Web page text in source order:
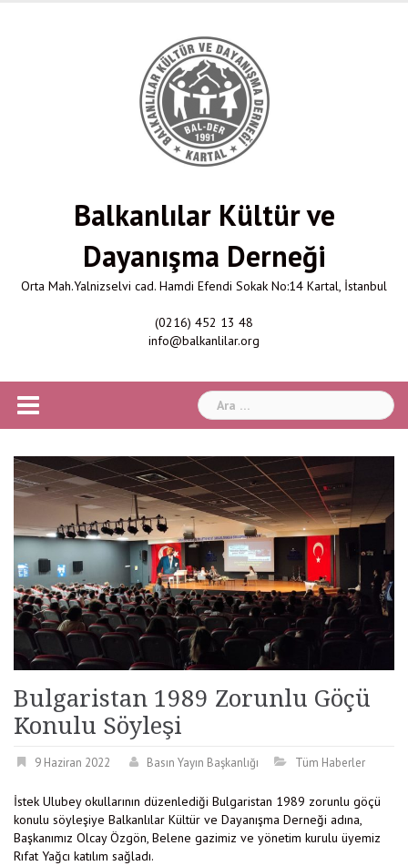
Balkanlılar Kültür ve
Dayanışma Derneği
Orta Mah.Yalnizselvi cad. Hamdi Efendi Sokak No:14 Kartal, İstanbul
(0216) 452 13 48
info@balkanlilar.org
Arama:
Bulgaristan 1989 Zorunlu Göçü
Konulu Söyleşi
9 Haziran 2022 Basın Yayın Başkanlığı Tüm Haberler
İstek Ulubey okullarının düzenlediği Bulgaristan 1989 zorunlu göçü
konulu söyleşiye Balkanlılar Kültür ve Dayanışma Derneği adına,
Başkanımız Olcay Özgön, Belene gazimiz ve yönetim kurulu üyemiz
Rıfat Yağcı katılım sağladı.